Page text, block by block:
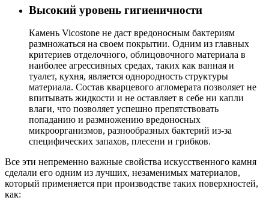
Высокий уровень гигиеничности
Камень Vicostone не даст вредоносным бактериям
размножаться на своем покрытии. Одним из главных
критериев отделочного, облицовочного материала в
наиболее агрессивных средах, таких как ванная и
туалет, кухня, является однородность структуры
материала. Состав кварцевого агломерата позволяет не
впитывать жидкости и не оставляет в себе ни капли
влаги, что позволяет успешно препятствовать
попаданию и размножению вредоносных
микроорганизмов, разнообразных бактерий из-за
специфических запахов, плесени и грибков.
Все эти непременно важные свойства искусственного камня
сделали его одним из лучших, незаменимых материалов,
который применяется при производстве таких поверхностей,
как: